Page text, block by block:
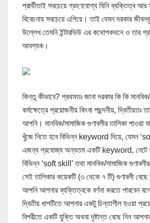
প্রার্থীতাই সবচেয়ে গ্রহণযোগ্য যিনি ব্যক্তিত্ব আর
বিবেচনায় সবচেয়ে এগিয়ে। তাই যেমন দরকার
উল্লেখ তেমনি ইন্টারভিউ এর কথোপকথনে ও তার
আবশ্যক।
কিন্তু কীভাবে? প্রথমতঃ জানা দরকার কি কি
কর্মক্ষেত্রে প্রয়োজনীয় কিংবা পছন্দনীয়, দ্বিতীয়তঃ
আপনি। মানবিক/সামাজিক গুণাবলীর তালিকা পাওয়া
খুঁজে নিতে হবে বিভিন্ন keyword দিয়ে, যেমন
এজন্য প্রযোজ্য অন্যতম একটি keyword, নেটে
বিভিন্ন ‘soft skill’ তথা মানবিক/সামাজিক
সেই তালিকার কয়েকটি (৩ থেকে ৭ টি) গুণাবলী বেছে
আপনি আপনার ব্যক্তিত্বকে বর্ণনা করতে পারবেন
দ্বিতীয় ধাপটিতে আপনার একটু চিন্তাশীল হওয়া
বিপরীতে একটি যুক্তি অথবা দৃষ্টান্ত বেছে নিন